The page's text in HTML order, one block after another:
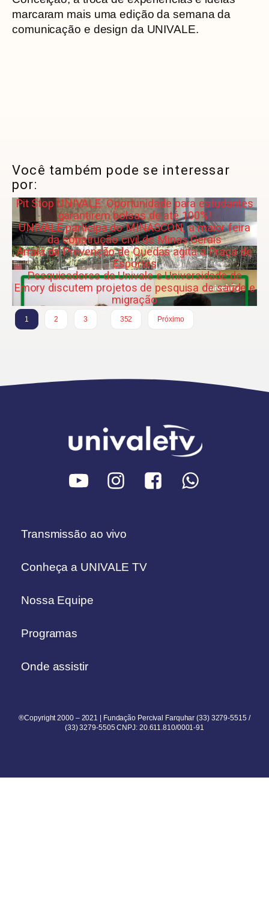
marcaram mais uma edição da semana da
comunicação e design da UNIVALE.
Você também pode se interessar
por:
Pit Stop UNIVALE: Oportunidade para estudantes
garantirem bolsas de até 100%!
UNIVALE participa do MINASCON, a maior feira
da construção civil de Minas Gerais
Arraiá da Prevenção de Quedas agita a Praça de
Esportes
Pesquisadores da Univale e Universidade de
Emory discutem projetos de pesquisa de saúde e
migração
1 2 3
352
Próximo
Transmissão ao vivo
Conheça a UNIVALE TV
Nossa Equipe
Programas
Onde assistir
®Copyright 2000 – 2021 | Fundação Percival Farquhar (33) 3279-5515 /
(33) 3279-5505 CNPJ: 20.611.810/0001-91